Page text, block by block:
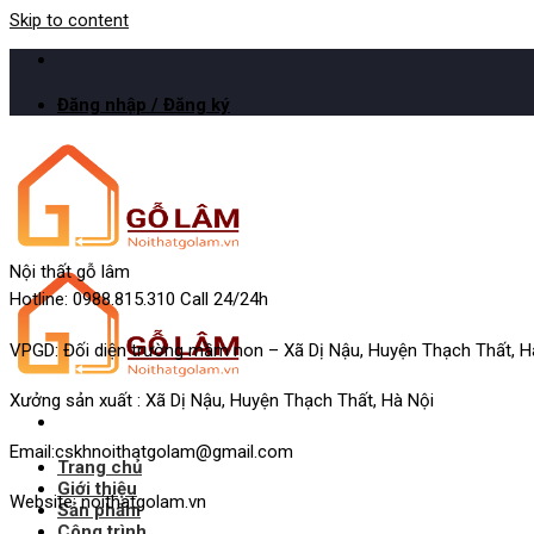
Skip to content
Đăng nhập / Đăng ký
Trang chủ
Giới thiệu
Sản phẩm
Nội thất gỗ lâm
Hotline: 0988.815.310 Call 24/24h
VPGD: Đối diện trường mầm non – Xã Dị Nậu, Huyện Thạch Thất,
Xưởng sản xuất : Xã Dị Nậu, Huyện Thạch Thất, Hà Nội
Email:cskhnoithatgolam@gmail.com
Website: noithatgolam.vn